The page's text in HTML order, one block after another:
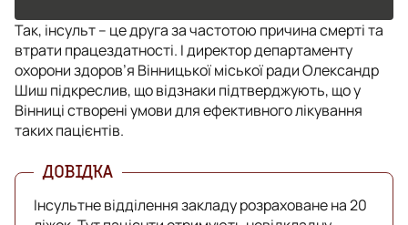
Так, інсульт – це друга за частотою причина смерті та
втрати працездатності. І директор департаменту
охорони здоров’я Вінницької міської ради Олександр
Шиш підкреслив, що відзнаки підтверджують, що у
Вінниці створені умови для ефективного лікування
таких пацієнтів.
Інсультне відділення закладу розраховане на 20